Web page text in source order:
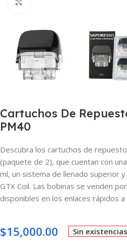
Cartuchos De
PM40
Descubra los cartuchos de
(paquete de 2), que cuentan con
ml, un sistema de llenado superior
GTX Coil. Las bobinas se venden
disponibles en los enlaces rápidos a
$15,000.00 Sin existencias